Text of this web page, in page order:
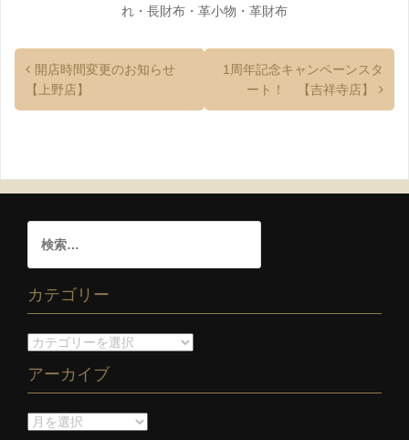
れ ・ 長財布 ・ 革小物 ・ 革財布
開店時間変更のお知らせ
【上野店】
1周年記念キャンペーンスタ
ート！ 【吉祥寺店】
カテゴリー
アーカイブ